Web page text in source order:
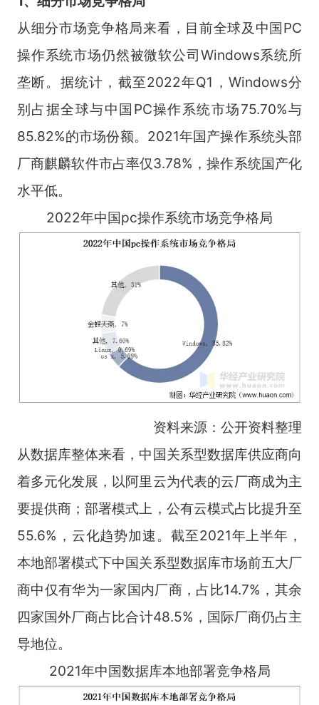
从细分市场竞争格局来看，目前全球及中国PC
操作系统市场仍然被微软公司Windows系统所
垄断。据统计，截至2022年Q1，Windows分
别占据全球与中国PC操作系统市场75.70%与
85.82%的市场份额。2021年国产操作系统头部
厂商麒麟软件市占率仅3.78%，操作系统国产化
水平低。
2022年中国pc操作系统市场竞争格局
资料来源：公开资料整理
从数据库整体来看，中国关系型数据库供应商向
着多元化发展，以阿里云为代表的云厂商成为主
要提供商；部署模式上，公有云模式占比提升至
55.6%，云化趋势加速。截至2021年上半年，
本地部署模式下中国关系型数据库市场前五大厂
商中仅有华为一家国内厂商，占比14.7%，其余
四家国外厂商占比合计48.5%，国际厂商仍占主
导地位。
2021年中国数据库本地部署竞争格局